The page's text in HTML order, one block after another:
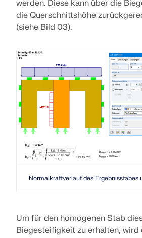
LASTZONEN PRÜFEN
Überholte Produkte
werden. Diese kann über die
die Querschnittshöhe
(siehe Bild 03).
Normalkraftverlauf des
Um für den homogenen Stab
Biegesteifigkeit zu erhalten, wird